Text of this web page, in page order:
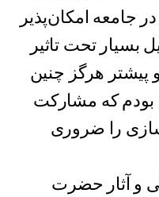
جامعه امکان‌پذیر
بسیار تحت تاثیر
پیشتر هرگز چنین
بودم که مشارکت
را ضروری
و آثار حضرت